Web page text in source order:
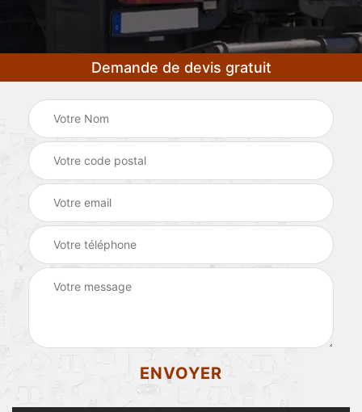
Demande de devis gratuit